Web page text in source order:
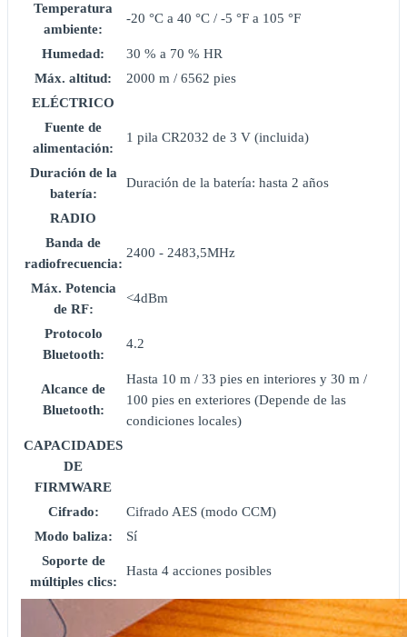
Temperatura
ambiente:
-20 °C a 40 °C / -5 °F a 105 °F
Humedad:
30 % a 70 % HR
Máx. altitud:
2000 m / 6562 pies
ELÉCTRICO
Fuente de
alimentación:
1 pila CR2032 de 3 V (incluida)
Duración de la
batería:
Duración de la batería: hasta 2 años
RADIO
Banda de
radiofrecuencia:
2400 - 2483,5MHz
Máx. Potencia
de RF:
<4dBm
Protocolo
Bluetooth:
4.2
Alcance de
Bluetooth:
Hasta 10 m / 33 pies en interiores y 30 m /
100 pies en exteriores (Depende de las
condiciones locales)
CAPACIDADES
DE
FIRMWARE
Cifrado:
Cifrado AES (modo CCM)
Modo baliza:
Sí
Soporte de
múltiples clics:
Hasta 4 acciones posibles